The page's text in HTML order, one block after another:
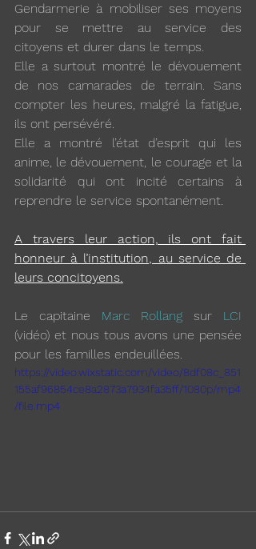
Gendarmerie à mobiliser ses moyens
pour se mettre au service des
citoyens et durer dans le temps.
Elle a surtout montré le dévouement
de nos camarades de terrain. Sans
compter les heures, malgré la fatigue,
ils ont persévéré.
Elle a montré l’état d’esprit qui les
anime, le dévouement, le courage et la
solidarité qui ont incité certains à
reprendre le service spontanément.
A travers leur action, ils ont fait
honneur à l’institution, au service de
leurs concitoyens.
Le capitaine Marc Rollang sur LCI
(vidéo) et nous tous avons une pensée
pour les familles endeuillées.
https://video.wixstatic.com/video/8df08c_851
155af96854ce8a2873a7934fa35ff/1080p/mp4
/file.mp4